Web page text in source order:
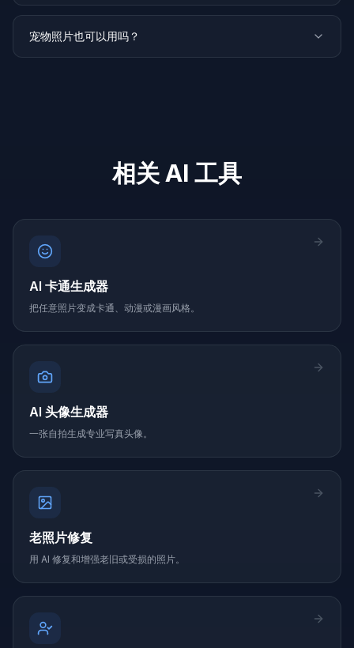
宠物照片也可以用吗？
相关 AI 工具
AI 卡通生成器
把任意照片变成卡通、动漫或漫画风格。
AI 头像生成器
一张自拍生成专业写真头像。
老照片修复
用 AI 修复和增强老旧或受损的照片。